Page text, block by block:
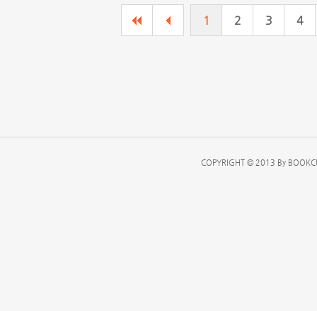
1 2 3 4
COPYRIGHT © 2013 By